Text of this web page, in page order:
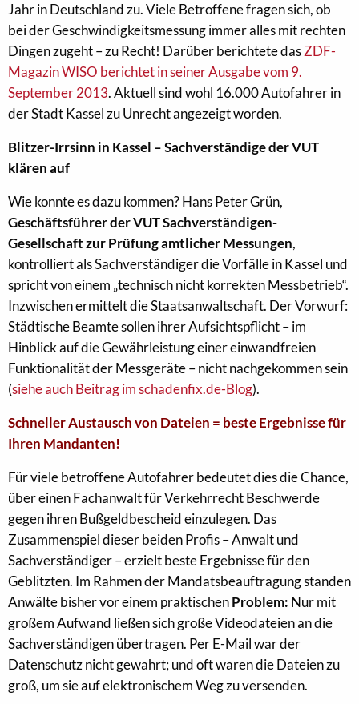
Jahr in Deutschland zu. Viele Betroffene fragen sich, ob
bei der Geschwindigkeitsmessung immer alles mit rechten
Dingen zugeht – zu Recht! Darüber berichtete dasZDF-
Magazin WISO berichtet in seiner Ausgabe vom 9.
September 2013. Aktuell sind wohl 16.000 Autofahrer in
der Stadt Kassel zu Unrecht angezeigt worden.
Blitzer-Irrsinn in Kassel – Sachverständige der VUT
klären auf
Wie konnte es dazu kommen? Hans Peter Grün,
Geschäftsführer der VUT Sachverständigen-
Gesellschaft zur Prüfung amtlicher Messungen,
kontrolliert als Sachverständiger die Vorfälle in Kassel und
spricht von einem „technisch nicht korrekten Messbetrieb“.
Inzwischen ermittelt die Staatsanwaltschaft. Der Vorwurf:
Städtische Beamte sollen ihrer Aufsichtspflicht – im
Hinblick auf die Gewährleistung einer einwandfreien
Funktionalität der Messgeräte – nicht nachgekommen sein
(siehe auch Beitrag im schadenfix.de-Blog).
Schneller Austausch von Dateien = beste Ergebnisse für
Ihren Mandanten!
Für viele betroffene Autofahrer bedeutet dies die Chance,
über einen Fachanwalt für Verkehrrecht Beschwerde
gegen ihren Bußgeldbescheid einzulegen. Das
Zusammenspiel dieser beiden Profis – Anwalt und
Sachverständiger – erzielt beste Ergebnisse für den
Geblitzten. Im Rahmen der Mandatsbeauftragung standen
Anwälte bisher vor einem praktischenProblem: Nur mit
großem Aufwand ließen sich große Videodateien an die
Sachverständigen übertragen. Per E-Mail war der
Datenschutz nicht gewahrt; und oft waren die Dateien zu
groß, um sie auf elektronischem Weg zu versenden.